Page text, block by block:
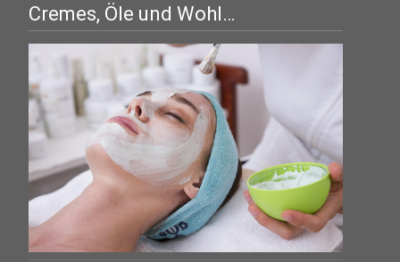
Cremes, Öle und Wohl…